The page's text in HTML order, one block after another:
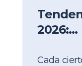
2026:...
Cada